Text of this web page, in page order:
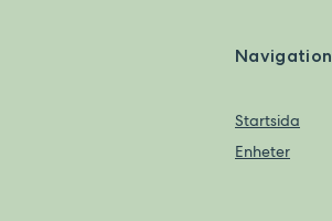
Navigation
Startsida
Enheter